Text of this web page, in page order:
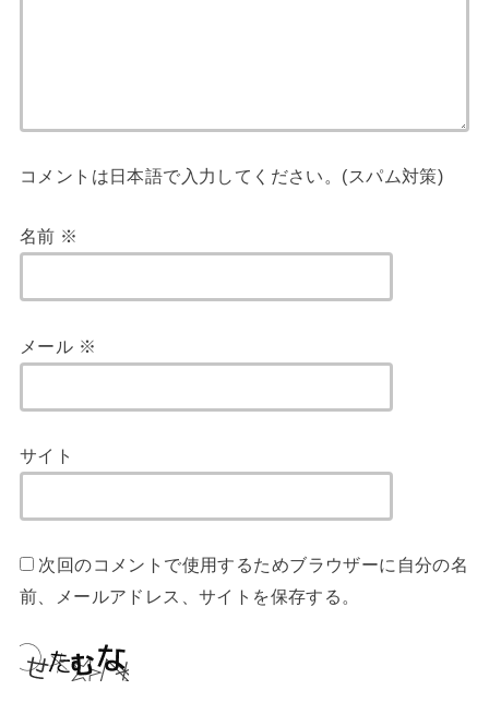
コメントは日本語で入力してください。(スパム対策)
名前 ※
メール ※
サイト
次回のコメントで使用するためブラウザーに自分の名
前、メールアドレス、サイトを保存する。